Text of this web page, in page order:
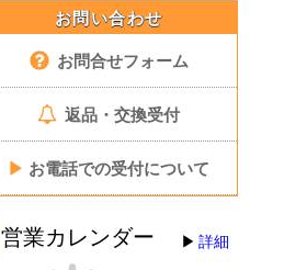
お問い合わせ
お問合せフォーム
返品・交換受付
▶ お電話での受付について
営業カレンダー 詳細